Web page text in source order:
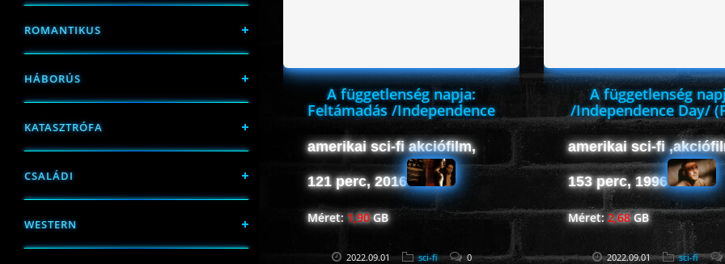
ROMANTIKUS
HÁBORÚS
KATASZTRÓFA
CSALÁDI
WESTERN
A függetlenség napja:
Feltámadás /Independence
Day: Resurgence/ (FHD)
amerikai sci-fi akciófilm,
121 perc, 2016
Méret:1,90GB
2022.09.01 sci-fi 0
A függetlenség
/Independence Day/
amerikai sci-fi
153 perc, 1996
Méret:2,68GB
2022.09.01 sci-fi